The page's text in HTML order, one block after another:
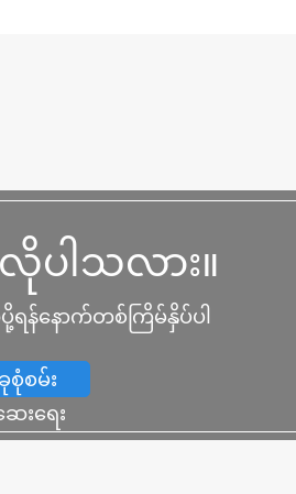
ပါသလား။
န်နောက်တစ်ကြိမ်နှိပ်ပါ
စမ်း
းရေး